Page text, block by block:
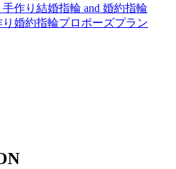
作り結婚指輪 and 婚約指輪
婚約指輪プロポーズプラン